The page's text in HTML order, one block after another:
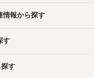
情報から探す
す
す